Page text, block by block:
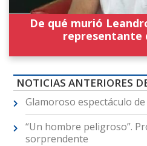
De qué murió
representante
NOTICIAS ANTERIORES
Glamoroso espectáculo
“Un hombre peligroso”.
sorprendente